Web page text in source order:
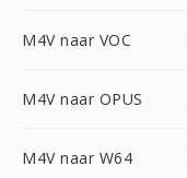
M4V naar VOC
M4V naar OPUS
M4V naar W64